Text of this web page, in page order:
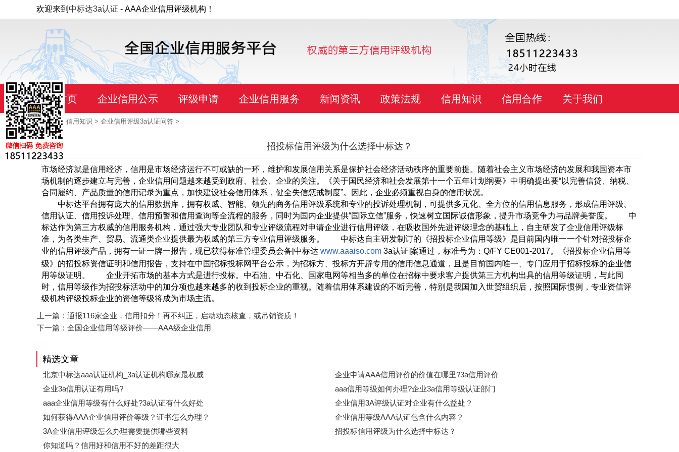
欢迎来到 中标达3a认证 - AAA企业信用评级机构！
首页 企业信用公示 评级申请 企业信用服务 新闻资讯 政策法规 信用知识 信用合作 关于我们
当前位置：首页> 信用知识 > 企业信用评级3a认证问答 >
招投标信用评级为什么选择中标达？
市场经济就是信用经济，信用是市场经济运行不可或缺的一环，维护和发展信用关系是保护社会经济活动秩序的重要前提。随着社会主义市场经济的发展和我国资本市
场机制的逐步建立与完善，企业信用问题越来越受到政府、社会、企业的关注。《关于国民经济和社会发展第十一个五年计划纲要》中明确提出要“以完善信贷、纳税、
合同履约、产品质量的信用记录为重点，加快建设社会信用体系，健全失信惩戒制度”。因此，企业必须重视自身的信用状况。
中标达平台拥有庞大的信用数据库，拥有权威、智能、领先的商务信用评级系统和专业的投诉处理机制，可提供多元化、全方位的信用信息服务，形成信用评级、
信用认证、信用投诉处理、信用预警和信用查询等全流程的服务，同时为国内企业提供“国际立信”服务，快速树立国际诚信形象，提升市场竞争力与品牌美誉度。 中
标达作为第三方权威的信用服务机构，通过强大专业团队和专业评级流程对申请企业进行信用评级，在吸收国外先进评级理念的基础上，自主研发了企业信用评级标
准，为各类生产、贸易、流通类企业提供最为权威的第三方专业信用评级服务。 中标达自主研发制订的《招投标企业信用等级》是目前国内唯一一个针对招投标企
业的信用评级产品，拥有一证一牌一报告，现已获得标准管理委员会备[中标达 www.aaaiso.com 3a认证]案通过，标准号为：Q/FY CE001-2017。《招投标企业信用等
级》的招投标资信证明和信用报告，支持在中国招标投标网平台公示，为招标方、投标方开辟专用的信用信息通道，且是目前国内唯一、专门应用于招标投标的企业信
用等级证明。 企业开拓市场的基本方式是进行投标。中石油、中石化、国家电网等相当多的单位在招标中要求客户提供第三方机构出具的信用等级证明，与此同
时，信用等级作为招投标活动中的加分项也越来越多的收到投标企业的重视。随着信用体系建设的不断完善，特别是我国加入世贸组织后，按照国际惯例，专业资信评
级机构评级投标企业的资信等级将成为市场主流。
上一篇： 通报116家企业，信用扣分！再不纠正，启动动态核查，或吊销资质！
下一篇： 全国企业信用等级评价——AAA级企业信用
精选文章
北京中标达aaa认证机构_3a认证机构哪家最权威
企业申请AAA信用评价的价值在哪里?3a信用评价
企业3a信用认证有用吗?
aaa信用等级如何办理?企业3a信用等级认证部门
aaa企业信用等级有什么好处?3a认证有什么好处
企业信用3A评级认证对企业有什么益处？
如何获得AAA企业信用评价等级？证书怎么办理？
企业信用等级AAA认证包含什么内容？
3A企业信用评级怎么办理需要提供哪些资料
招投标信用评级为什么选择中标达？
你知道吗？信用好和信用不好的差距很大